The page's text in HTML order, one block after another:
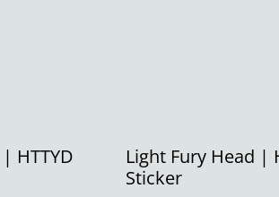
HTTYD
Light Fury Head |
Sticker